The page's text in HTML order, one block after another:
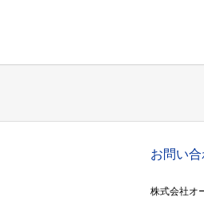
お問い
株式会社オ